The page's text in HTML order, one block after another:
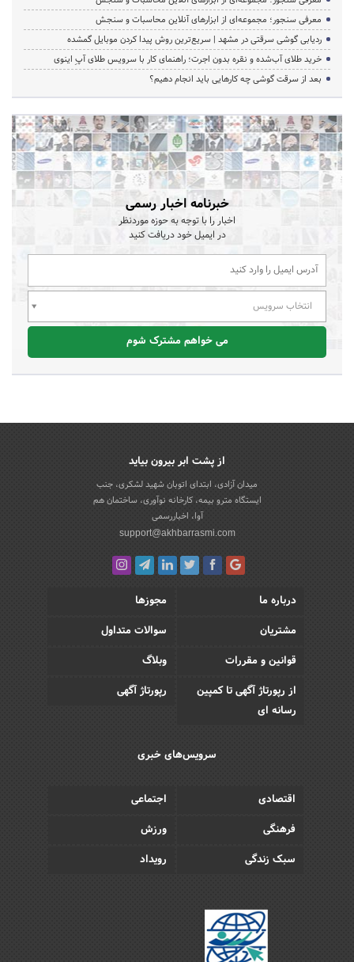
معرفی سنجور؛ مجموعه‌ای از ابزارهای آنلاین محاسبات و سنجش
ردیابی گوشی سرقتی در مشهد | سریع‌ترین روش پیدا کردن موبایل گمشده
خرید طلای آب‌شده و نقره بدون اجرت؛ راهنمای کار با سرویس طلای آپِ اینوی
بعد از سرقت گوشی چه کارهایی باید انجام دهیم؟
خبرنامه اخبار رسمی
اخبار را با توجه به حوزه موردنظر
در ایمیل خود دریافت کنید
انتخاب سرویس
می خواهم مشترک شوم
از پشت ابر بیرون بیاید
میدان آزادی، ابتدای اتوبان شهید لشکری، جنب
ایستگاه مترو بیمه، کارخانه نوآوری، ساختمان هم
آوا، اخباررسمی
support@akhbarrasmi.com
درباره ما
مجوزها
مشتریان
سوالات متداول
قوانین و مقررات
وبلاگ
از رپورتاژ آگهی تا کمپین
رسانه ای
رپورتاژ آگهی
سرویس‌های خبری
اقتصادی
اجتماعی
فرهنگی
ورزش
سبک زندگی
رویداد